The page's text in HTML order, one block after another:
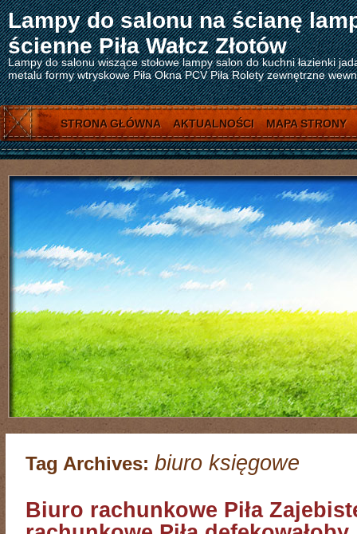
Lampy do salonu na ścianę
ścienne Piła Wałcz Złotów
Lampy do salonu wiszące stołowe lampy salon do kuchni łazienki
metalu formy wtryskowe Piła Okna PCV Piła Rolety zewnętrzne
STRONA GŁÓWNA AKTUALNOŚCI MAPA STRONY
Tag Archives: biuro księgowe
Biuro rachunkowe Piła